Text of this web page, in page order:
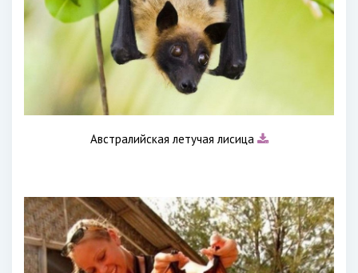
Австралийская летучая лисица